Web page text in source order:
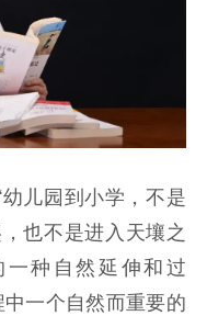
儿园到小学，不是
也不是进入天壤之
种自然延伸和过
一个自然而重要的